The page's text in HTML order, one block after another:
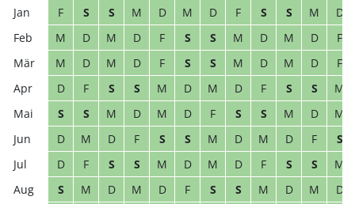
F S S M D M D F S S M
D
M
D M D F S S M D M D
F
M
D M D F S S M D M D
F
D
F S S M D M D F S S
M
S
S M D M D F S S M D
M
D
M D F S S M D M D F
S
D
F S S M D M D F S S
M
S
M D M D F S S M D M
D